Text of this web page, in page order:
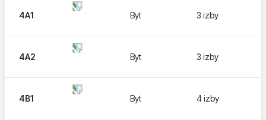
4A1 Byt 3 izby
4A2 Byt 3 izby
4B1 Byt 4 izby